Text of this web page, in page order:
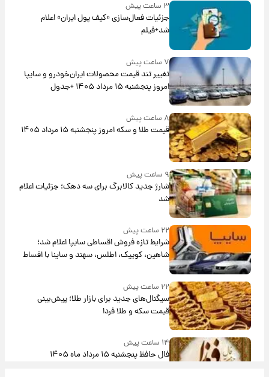
۳ ساعت پیش
جزئیات فعال‌سازی «کیف پول ایران» اعلام
شد+فیلم
۷ ساعت پیش
تغییر تند قیمت محصولات ایران‌خودرو و سایپا
امروز پنجشنبه ۱۵ مرداد ۱۴۰۵ +جدول
۸ ساعت پیش
قیمت طلا و سکه امروز پنجشنبه ۱۵ مرداد ۱۴۰۵
۹ ساعت پیش
شارژ جدید کالابرگ برای سه دهک؛ جزئیات اعلام
شد
۲۲ ساعت پیش
شرایط تازه فروش اقساطی سایپا اعلام شد؛
شاهین، کوییک، اطلس، سهند و ساینا با اقساط
بلندمدت + جدول
۲۲ ساعت پیش
سیگنال‌های جدید برای بازار طلا؛ پیش‌بینی
قیمت سکه و طلا فردا
۱۴ ساعت پیش
فال حافظ پنجشنبه ۱۵ مرداد ماه ۱۴۰۵